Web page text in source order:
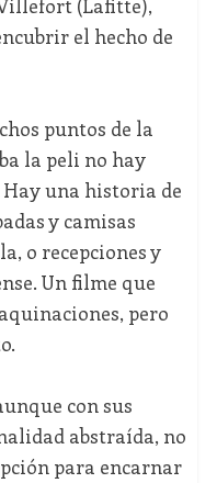
(Lafitte),
el hecho de
puntos de la
la peli no hay
una historia de
y camisas
o recepciones y
Un filme que
pero
con sus
abstraída, no
para encarnar